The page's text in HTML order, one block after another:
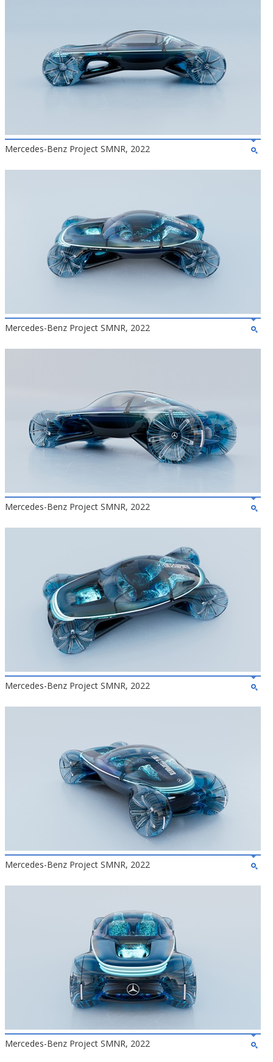
Mercedes-Benz Project SMNR, 2022
Mercedes-Benz Project SMNR, 2022
Mercedes-Benz Project SMNR, 2022
Mercedes-Benz Project SMNR, 2022
Mercedes-Benz Project SMNR, 2022
Mercedes-Benz Project SMNR, 2022